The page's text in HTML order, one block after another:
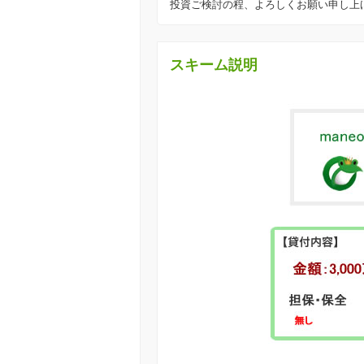
投資ご検討の程、よろしくお願い申し上
スキーム説明